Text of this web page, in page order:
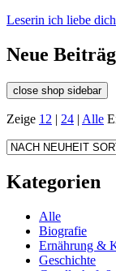
Leserin ich liebe dich
Neue
close shop sidebar
Zeige 12 | 24 | Alle
Kategorien
Alle
Biografie
Ernährung &
Geschichte